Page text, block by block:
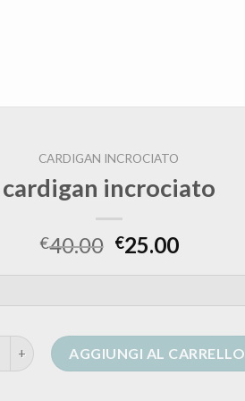
CARDIGAN INCROCIATO
cardigan incrociato
€40.00 €25.00
incrociato quantitàAGGIUNGI AL CARRELLO